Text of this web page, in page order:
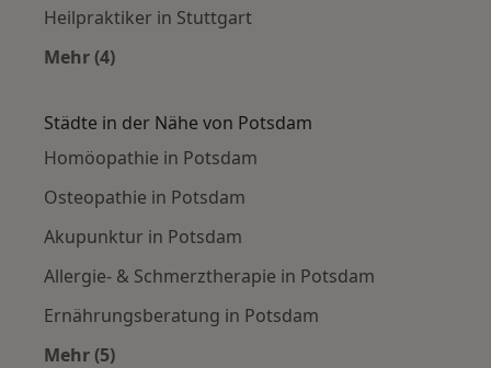
Heilpraktiker in Stuttgart
Mehr (4)
Städte in der Nähe von Potsdam
Homöopathie in Potsdam
Osteopathie in Potsdam
Akupunktur in Potsdam
Allergie- & Schmerztherapie in Potsdam
Ernährungsberatung in Potsdam
Mehr (5)